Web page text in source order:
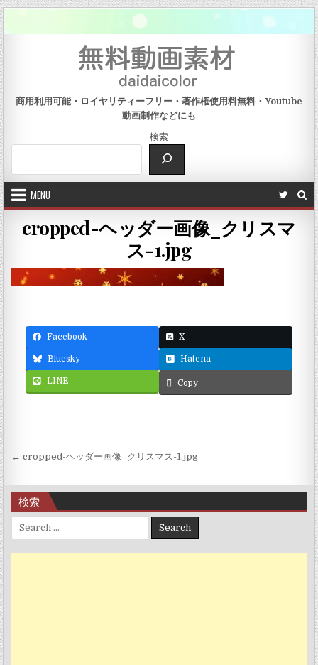
Skip to content
商用利用可能・ロイヤリティーフリー・著作権使用料無料・Youtube
動画制作などにも
検索
MENU
cropped-ヘッダー画像_クリスマ
ス-1.jpg
Facebook X
Bluesky Hatena
LINE Copy
投稿ナビゲーション
← cropped-ヘッダー画像_クリスマス-1.jpg
検索
Search for: